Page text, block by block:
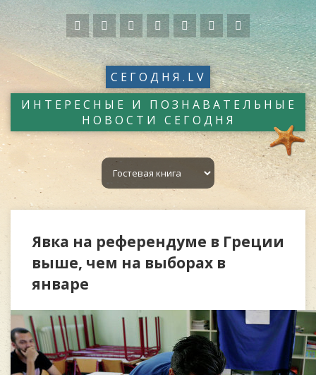
СЕГОДНЯ.LV
ИНТЕРЕСНЫЕ И ПОЗНАВАТЕЛЬНЫЕ
НОВОСТИ СЕГОДНЯ
Явка на референдуме в Греции
выше, чем на выборах в
январе